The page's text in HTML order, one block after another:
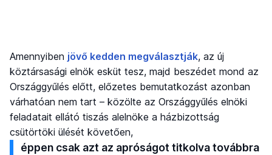
Amennyiben jövő kedden megválasztják, az új
köztársasági elnök esküt tesz, majd beszédet mond az
Országgyűlés előtt, előzetes bemutatkozást azonban
várhatóan nem tart – közölte az Országgyűlés elnöki
feladatait ellátó tiszás alelnöke a házbizottság
csütörtöki ülését követően,
éppen csak azt az apróságot titkolva továbbra